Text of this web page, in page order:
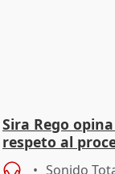
Sira Rego
respeto al
Sonido